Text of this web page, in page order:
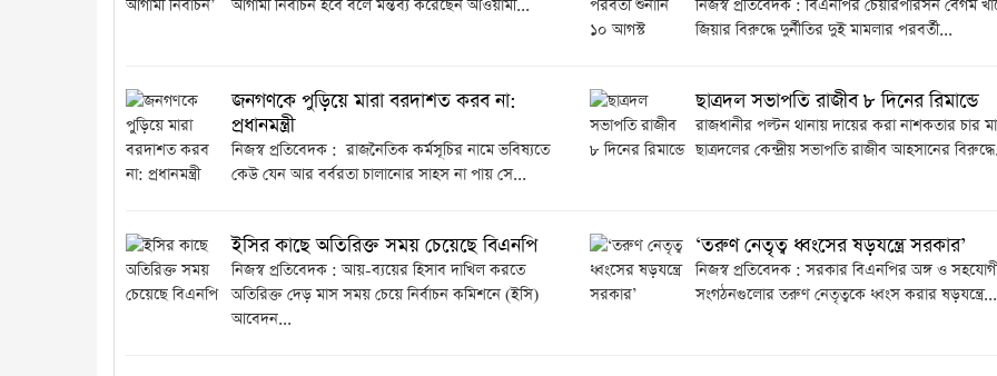
আগামী নির্বাচন হবে বলে মন্তব্য করেছেন আওয়ামী...
নিজস্ব প্রতিবেদক : বিএনপির চেয়ারপারসন বেগম
জিয়ার বিরুদ্ধে দুর্নীতির দুই মামলার পরবর্তী...
জনগণকে পুড়িয়ে মারা বরদাশত করব না:
প্রধানমন্ত্রী
নিজস্ব প্রতিবেদক : রাজনৈতিক কর্মসূচির নামে ভবিষ্যতে
কেউ যেন আর বর্বরতা চালানোর সাহস না পায় সে...
ছাত্রদল সভাপতি রাজীব ৮ দিনের রিমান্ডে
রাজধানীর পল্টন থানায় দায়ের করা নাশকতার চার
ছাত্রদলের কেন্দ্রীয় সভাপতি রাজীব আহসানের
ইসির কাছে অতিরিক্ত সময় চেয়েছে বিএনপি
নিজস্ব প্রতিবেদক : আয়-ব্যয়ের হিসাব দাখিল করতে
অতিরিক্ত দেড় মাস সময় চেয়ে নির্বাচন কমিশনে (ইসি)
আবেদন...
‘তরুণ নেতৃত্ব ধ্বংসের ষড়যন্ত্রে সরকার’
নিজস্ব প্রতিবেদক : সরকার বিএনপির অঙ্গ ও
সংগঠনগুলোর তরুণ নেতৃত্বকে ধ্বংস করার ষড়যন্ত্রে...